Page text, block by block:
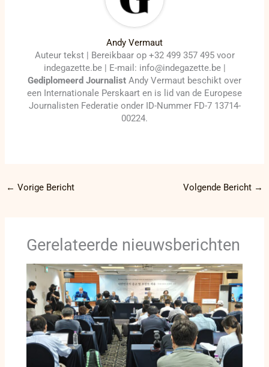
Andy Vermaut
Auteur tekst | Bereikbaar op +32 499 357 495 voor
indegazette.be | E-mail: info@indegazette.be |
Gediplomeerd Journalist Andy Vermaut beschikt over
een Internationale Perskaart en is lid van de Europese
Journalisten Federatie onder ID-Nummer FD-7 13714-
00224.
← Vorige Bericht Volgende Bericht →
Gerelateerde nieuwsberichten